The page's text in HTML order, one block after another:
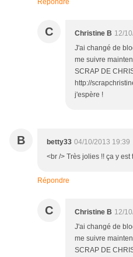
Répondre
C Christine B 12/
J'ai changé de
me suivre
SCRAP DE
http://
j'espère !
B betty33 04/10/2013 19:39
<br /> Très jolies !! ça y
Répondre
C Christine B 12/
J'ai changé de
me suivre
SCRAP DE